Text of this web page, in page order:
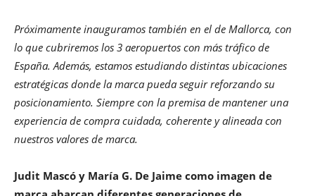
Próximamente inauguramos también en el de Mallorca, con
lo que cubriremos los 3 aeropuertos con más tráfico de
España. Además, estamos estudiando distintas ubicaciones
estratégicas donde la marca pueda seguir reforzando su
posicionamiento. Siempre con la premisa de mantener una
experiencia de compra cuidada, coherente y alineada con
nuestros valores de marca.
Judit Mascó y María G. De Jaime como imagen de